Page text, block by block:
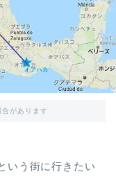
があります
いう街に行きたい